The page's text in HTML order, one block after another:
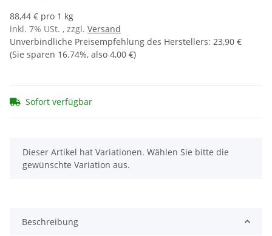
88,44 € pro 1 kg
inkl. 7% USt. , zzgl. Versand
Unverbindliche Preisempfehlung des Herstellers: 23,90 €
(Sie sparen 16.74%, also 4,00 €)
Sofort verfügbar
x
Dieser Artikel hat Variationen. Wählen Sie bitte die
gewünschte Variation aus.
Beschreibung